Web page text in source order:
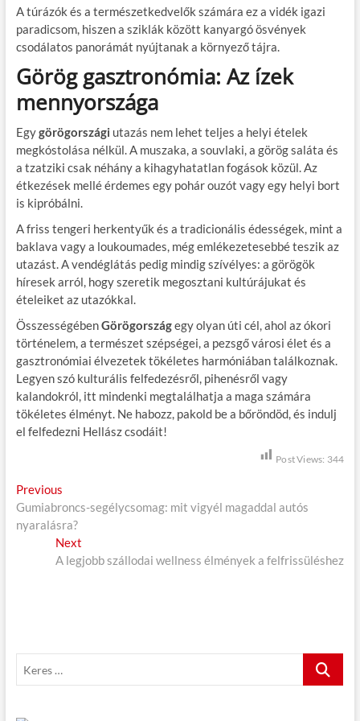
A túrázók és a természetkedvelők számára ez a vidék igazi
paradicsom, hiszen a sziklák között kanyargó ösvények
csodálatos panorámát nyújtanak a környező tájra.
Görög gasztronómia: Az ízek
mennyországa
Egygörögországi utazás nem lehet teljes a helyi ételek
megkóstolása nélkül. A muszaka, a souvlaki, a görög saláta és
a tzatziki csak néhány a kihagyhatatlan fogások közül. Az
étkezések mellé érdemes egy pohár ouzót vagy egy helyi bort
is kipróbálni.
A friss tengeri herkentyűk és a tradicionális édességek, mint a
baklava vagy a loukoumades, még emlékezetesebbé teszik az
utazást. A vendéglátás pedig mindig szívélyes: a görögök
híresek arról, hogy szeretik megosztani kultúrájukat és
ételeiket az utazókkal.
ÖsszességébenGörögországegy olyan úti cél, ahol az ókori
történelem, a természet szépségei, a pezsgő városi élet és a
gasztronómiai élvezetek tökéletes harmóniában találkoznak.
Legyen szó kulturális felfedezésről, pihenésről vagy
kalandokról, itt mindenki megtalálhatja a maga számára
tökéletes élményt. Ne habozz, pakold be a bőröndöd, és indulj
el felfedezni Hellász csodáit!
Post Views: 344
B
e
z
é
Previous
r
e
v
i
t
Gumiabroncs-segélycsomag: mit vigyél magaddal autós
nyaralásra?
Next
e
:
A legjobb szállodai wellness élmények a felfrissüléshez